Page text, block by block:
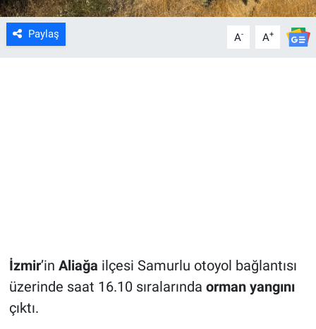
Paylaş A- A+
İzmir’in Aliağa ilçesi Samurlu otoyol bağlantısı
üzerinde saat 16.10 sıralarında orman yangını
çıktı.